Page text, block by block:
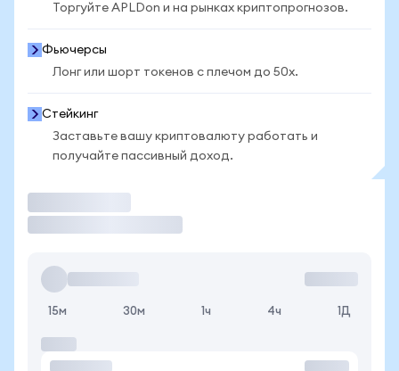
Торгуйте APLDon и на рынках криптопрогнозов.
Фьючерсы
Лонг или шорт токенов с плечом до 50x.
Стейкинг
Заставьте вашу криптовалюту работать и
получайте пассивный доход.
15м 30м 1ч 4ч 1Д